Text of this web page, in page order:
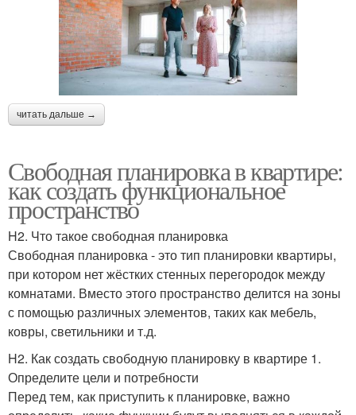
читать дальше →
Свободная планировка в квартире:
как создать функциональное
пространство
H2. Что такое свободная планировка
Свободная планировка - это тип планировки квартиры,
при котором нет жёстких стенных перегородок между
комнатами. Вместо этого пространство делится на зоны
с помощью различных элементов, таких как мебель,
ковры, светильники и т.д.
H2. Как создать свободную планировку в квартире 1.
Определите цели и потребности
Перед тем, как приступить к планировке, важно